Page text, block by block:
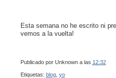
Esta semana no he escrito ni
vemos a la vuelta!
Publicado por Unknown a las 12:32
Etiquetas: blog, yo